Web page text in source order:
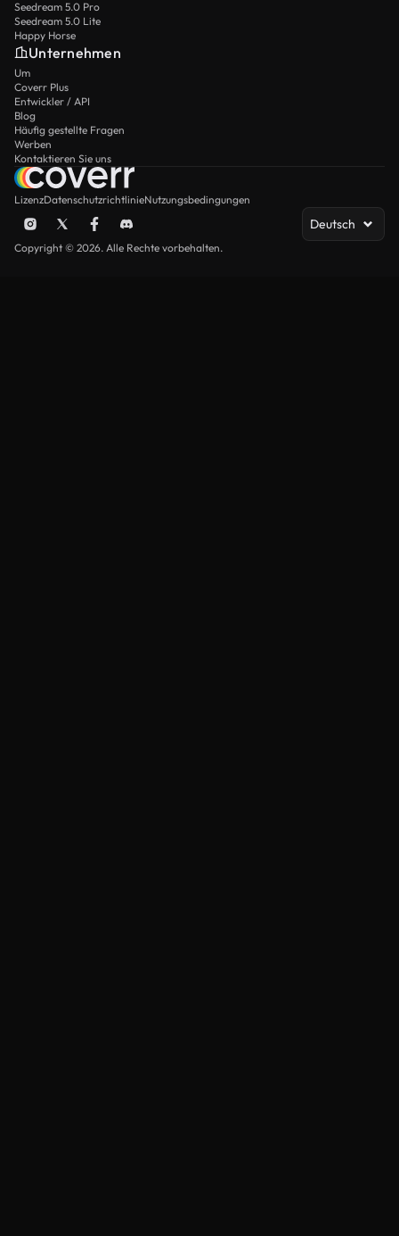
Seedream 5.0 Pro
Seedream 5.0 Lite
Happy Horse
Unternehmen
Um
Coverr Plus
Entwickler / API
Blog
Häufig gestellte Fragen
Werben
Kontaktieren Sie uns
LizenzDatenschutzrichtlinieNutzungsbedingungen
Deutsch
Copyright © 2026. Alle Rechte vorbehalten.